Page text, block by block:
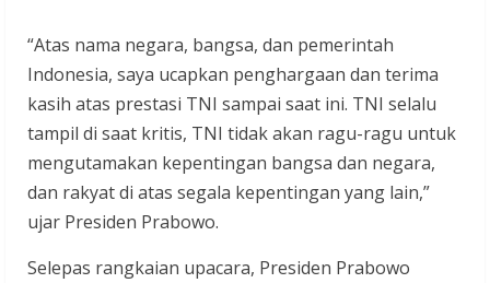
“Atas nama negara, bangsa, dan pemerintah
Indonesia, saya ucapkan penghargaan dan terima
kasih atas prestasi TNI sampai saat ini. TNI selalu
tampil di saat kritis, TNI tidak akan ragu-ragu untuk
mengutamakan kepentingan bangsa dan negara,
dan rakyat di atas segala kepentingan yang lain,”
ujar Presiden Prabowo.
Selepas rangkaian upacara, Presiden Prabowo